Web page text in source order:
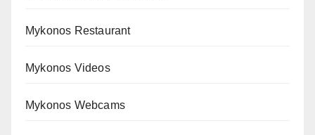
Mykonos Restaurant
Mykonos Videos
Mykonos Webcams